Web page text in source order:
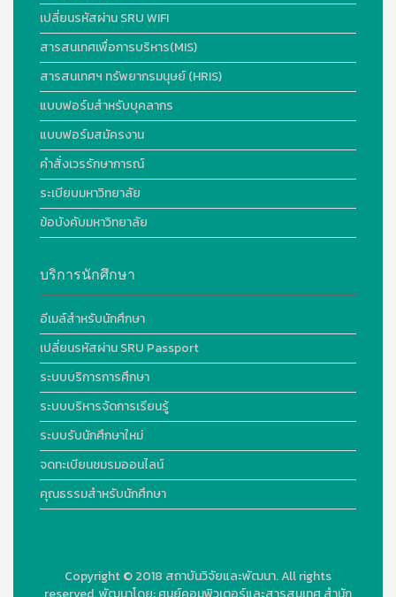
เปลี่ยนรหัสผ่าน SRU WIFI
สารสนเทศเพื่อการบริหาร(MIS)
สารสนเทศฯ ทรัพยากรมนุษย์ (HRIS)
แบบฟอร์มสำหรับบุคลากร
แบบฟอร์มสมัครงาน
คำสั่งเวรรักษาการณ์
ระเบียบมหาวิทยาลัย
ข้อบังคับมหาวิทยาลัย
บริการนักศึกษา
อีเมล์สำหรับนักศึกษา
เปลี่ยนรหัสผ่าน SRU Passport
ระบบบริการการศึกษา
ระบบบริหารจัดการเรียนรู้
ระบบรับนักศึกษาใหม่
จดทะเบียนชมรมออนไลน์
คุณธรรมสำหรับนักศึกษา
Copyright © 2018 สถาบันวิจัยและพัฒนา. All rights